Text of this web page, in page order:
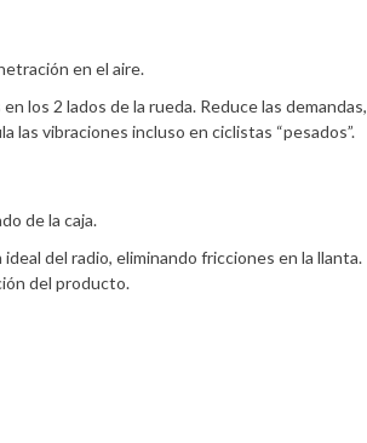
en el aire.
los 2 lados de la rueda. Reduce las demandas,
las vibraciones incluso en ciclistas “pesados”.
de la caja.
del radio, eliminando fricciones en la llanta.
del producto.